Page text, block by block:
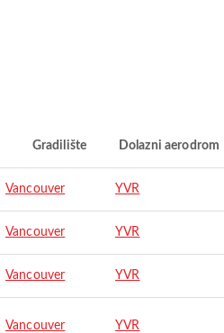
Gradilište Dolazni aerodrom
Vancouver YVR
Vancouver YVR
Vancouver YVR
Vancouver YVR